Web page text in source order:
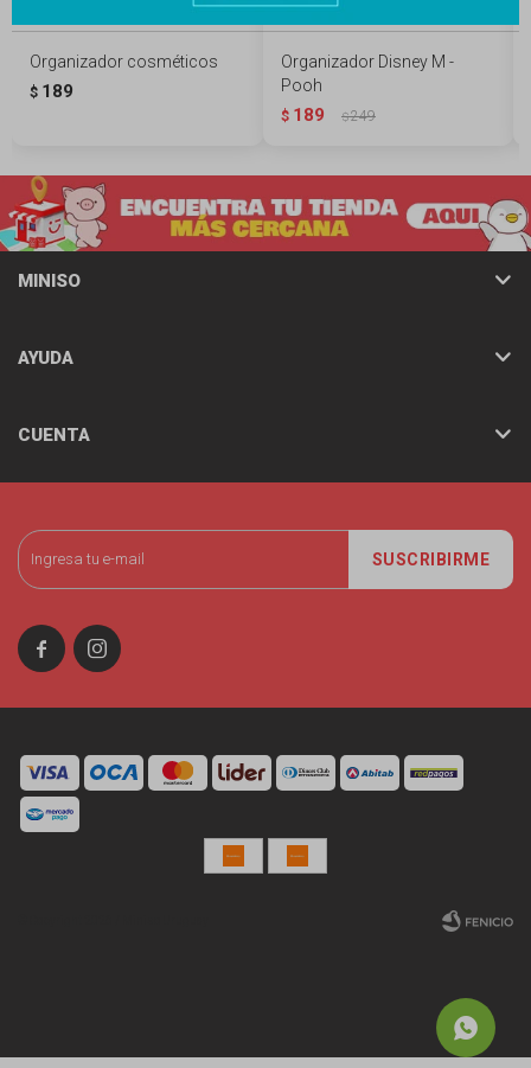
Organizador cosméticos
$ 189
Organizador Disney M -
Pooh
$ 189 $249
SUSCRIBIRME
 
MINISO
AYUDA
CUENTA